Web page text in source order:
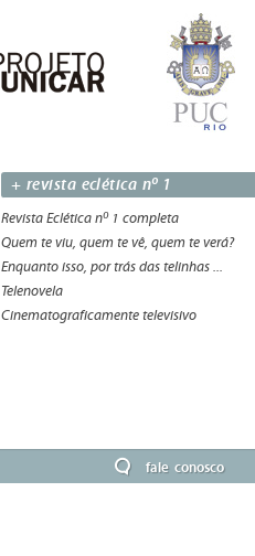
+ revista eclética nº 1
Revista Eclética nº 1 completa
Quem te viu, quem te vê, quem te verá?
Enquanto isso, por trás das telinhas ...
Telenovela
Cinematograficamente televisivo
fale conosco